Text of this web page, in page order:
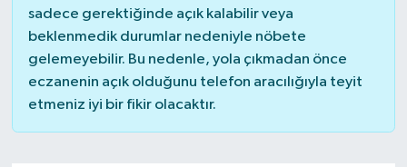
sadece gerektiğinde açık kalabilir veya
beklenmedik durumlar nedeniyle nöbete
gelemeyebilir. Bu nedenle, yola çıkmadan önce
eczanenin açık olduğunu telefon aracılığıyla teyit
etmeniz iyi bir fikir olacaktır.